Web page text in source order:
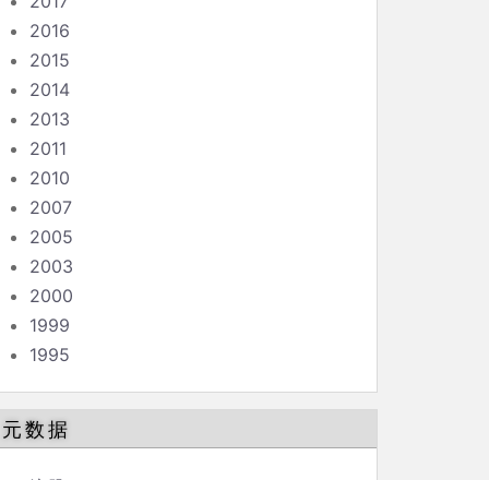
2016
2015
2014
2013
2011
2010
2007
2005
2003
2000
1999
1995
元数据